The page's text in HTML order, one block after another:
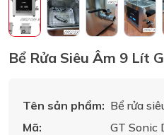
Bể Rửa Siêu Âm 9 Lít
Tên sản phẩm: Bể rửa
Mã:
GT Sonic